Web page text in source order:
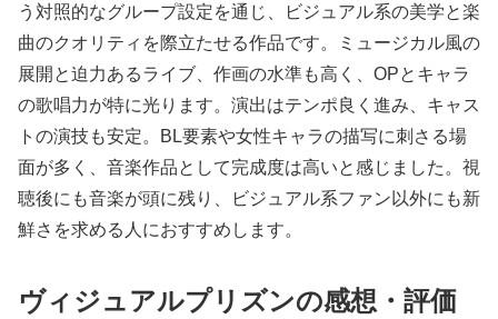
う対照的なグループ設定を通じ、ビジュアル系の美学と楽
曲のクオリティを際立たせる作品です。ミュージカル風の
展開と迫力あるライブ、作画の水準も高く、OPとキャラ
の歌唱力が特に光ります。演出はテンポ良く進み、キャス
トの演技も安定。BL要素や女性キャラの描写に刺さる場
面が多く、音楽作品として完成度は高いと感じました。視
聴後にも音楽が頭に残り、ビジュアル系ファン以外にも新
鮮さを求める人におすすめします。
ヴィジュアルプリズンの感想・評価